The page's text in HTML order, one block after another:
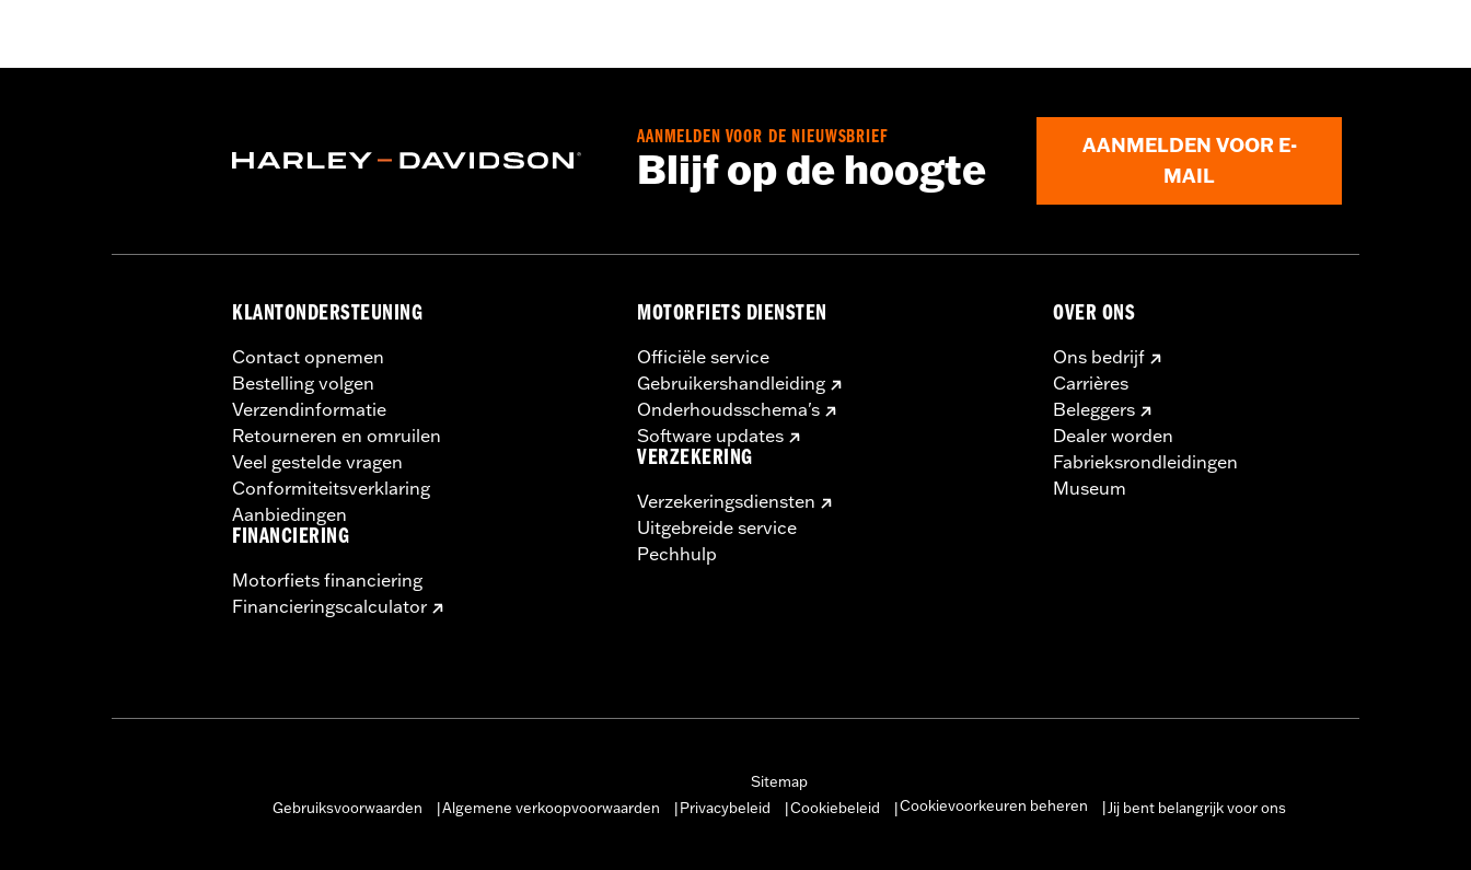
In de doos:1 bougie
AANMELDEN VOOR DE NIEUWSBRIEF
Blijf op de hoogte
AANMELDEN VOOR E-
MAIL
KLANTONDERSTEUNING
Contact opnemen
Bestelling volgen
Verzendinformatie
Retourneren en omruilen
Veel gestelde vragen
Conformiteitsverklaring
Aanbiedingen
FINANCIERING
Motorfiets financiering
Financieringscalculator
MOTORFIETS DIENSTEN
Officiële service
Gebruikershandleiding
Onderhoudsschema's
Software updates
VERZEKERING
Verzekeringsdiensten
Uitgebreide service
Pechhulp
OVER ONS
Ons bedrijf
Carrières
Beleggers
Dealer worden
Fabrieksrondleidingen
Museum
Sitemap
Gebruiksvoorwaarden
Algemene verkoopvoorwaarden Privacybeleid Cookiebeleid Cookievoorkeuren beheren Jij bent belangrijk voor ons